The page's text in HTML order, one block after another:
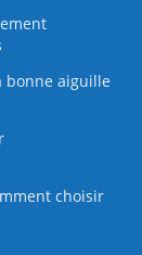
bonne aiguille
choisir